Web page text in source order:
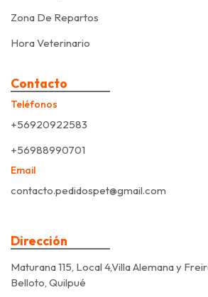
Zona De Repartos
Hora Veterinario
Contacto
Teléfonos
+56920922583
+56988990701
Email
contacto.pedidospet@gmail.com
Dirección
Maturana 115, Local 4,Villa Alemana y
Belloto, Quilpué